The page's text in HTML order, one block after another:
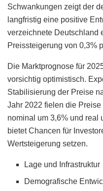
Schwankungen zeigt der
langfristig eine positive
verzeichnete Deutschland
Preissteigerung von 0,3%
Die Marktprognose für
vorsichtig optimistisch.
Stabilisierung der Preise
Jahr 2022 fielen die
nominal um 3,6% und real
bietet Chancen für
Wertsteigerung setzen.
Lage und Infrastruktur
Demografische